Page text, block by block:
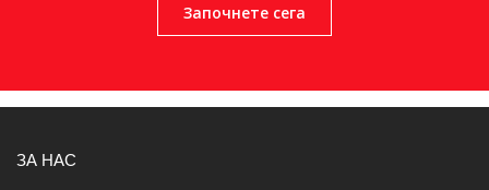
Започнете сега
ЗА НАС